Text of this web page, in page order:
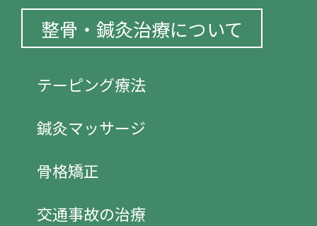
整骨・鍼灸治療について
テーピング療法
鍼灸マッサージ
骨格矯正
交通事故の治療